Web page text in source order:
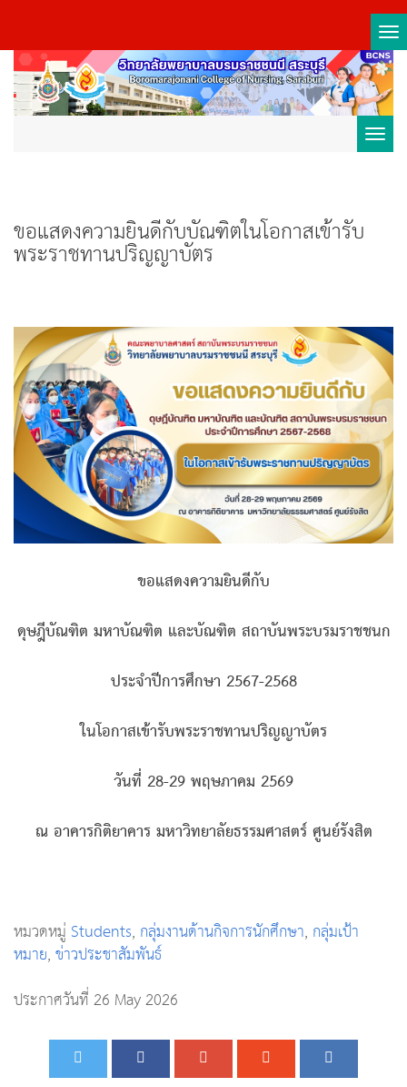
ขอแสดงความยินดีกับบัณฑิตในโอกาสเข้ารับ
พระราชทานปริญญาบัตร
ขอแสดงความยินดีกับ
ดุษฎีบัณฑิต มหาบัณฑิต และบัณฑิต สถาบันพระบรมราชชนก
ประจำปีการศึกษา 2567-2568
ในโอกาสเข้ารับพระราชทานปริญญาบัตร
วันที่ 28-29 พฤษภาคม 2569
ณ อาคารกิติยาคาร มหาวิทยาลัยธรรมศาสตร์ ศูนย์รังสิต
หมวดหมู่Students, กลุ่มงานด้านกิจการนักศึกษา, กลุ่มเป้า
หมาย,ข่าวประชาสัมพันธ์
ประกาศวันที่ 26 May 2026